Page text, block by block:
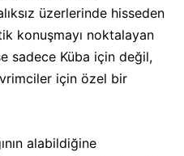
üzerlerinde hisseden
konuşmayı noktalayan
sadece Küba için değil,
için özel bir
alabildiğine